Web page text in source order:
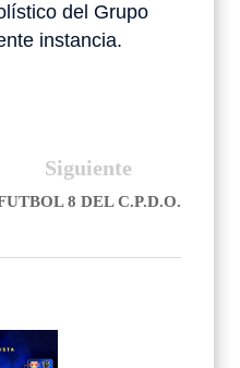
del Grupo
instancia.
Siguiente
8 DEL C.P.D.O.